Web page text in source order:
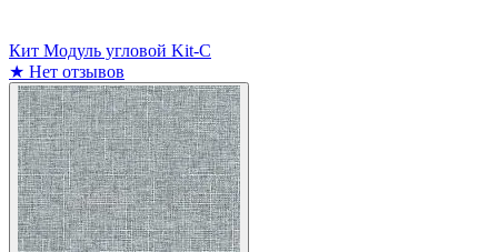
Кит Модуль угловой Kit-C
★ Нет отзывов